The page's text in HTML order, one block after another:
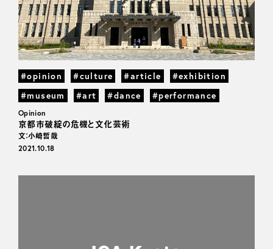
#opinion #culture #article
#exhibition
#museum
#art #dance #performance
Opinion
京都市破綻の危機と文化芸術
文：小崎哲哉
2021.10.18